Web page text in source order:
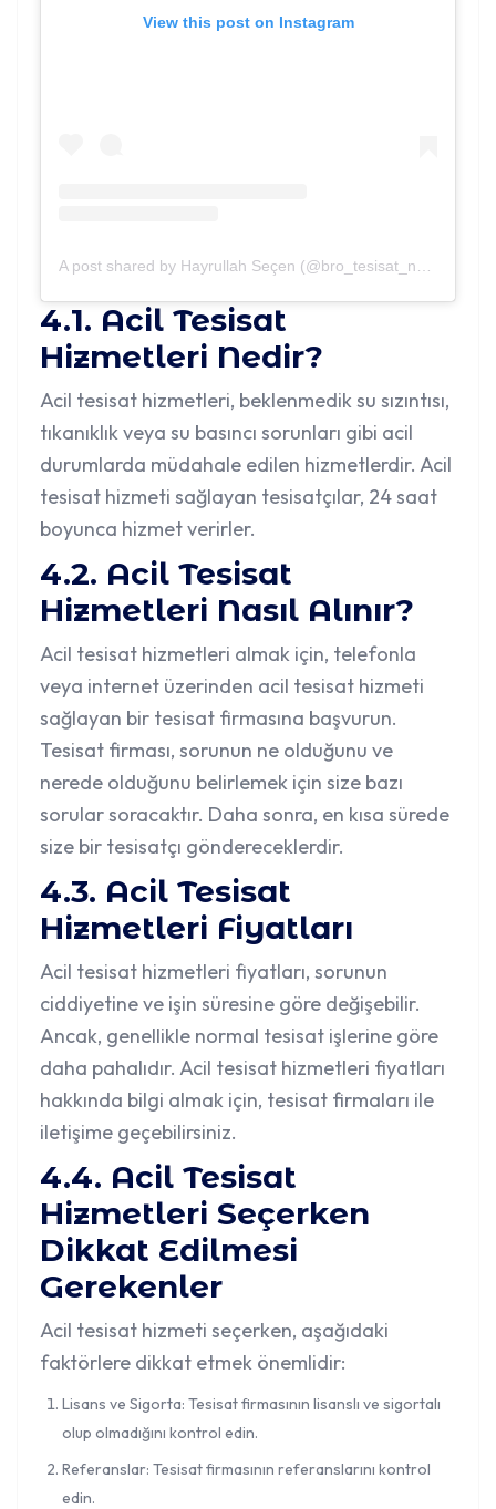
View this post on Instagram
4.1. Acil Tesisat
Hizmetleri Nedir?
Acil tesisat hizmetleri, beklenmedik su sızıntısı,
tıkanıklık veya su basıncı sorunları gibi acil
durumlarda müdahale edilen hizmetlerdir. Acil
tesisat hizmeti sağlayan tesisatçılar, 24 saat
boyunca hizmet verirler.
4.2. Acil Tesisat
Hizmetleri Nasıl Alınır?
Acil tesisat hizmetleri almak için, telefonla
veya internet üzerinden acil tesisat hizmeti
sağlayan bir tesisat firmasına başvurun.
Tesisat firması, sorunun ne olduğunu ve
nerede olduğunu belirlemek için size bazı
sorular soracaktır. Daha sonra, en kısa sürede
size bir tesisatçı göndereceklerdir.
4.3. Acil Tesisat
Hizmetleri Fiyatları
Acil tesisat hizmetleri fiyatları, sorunun
ciddiyetine ve işin süresine göre değişebilir.
Ancak, genellikle normal tesisat işlerine göre
daha pahalıdır. Acil tesisat hizmetleri fiyatları
hakkında bilgi almak için, tesisat firmaları ile
iletişime geçebilirsiniz.
4.4. Acil Tesisat
Hizmetleri Seçerken
Dikkat Edilmesi
Gerekenler
Acil tesisat hizmeti seçerken, aşağıdaki
faktörlere dikkat etmek önemlidir:
Lisans ve Sigorta: Tesisat firmasının lisanslı ve sigortalı
olup olmadığını kontrol edin.
Referanslar: Tesisat firmasının referanslarını kontrol
edin.